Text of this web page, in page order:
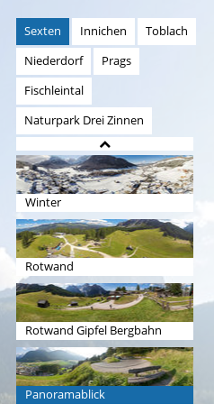
Sexten Innichen
Toblach
Niederdorf
Prags
Fischleintal
Naturpark Drei Zinnen
Winter
Rotwand
Rotwand Gipfel Bergbahn
Panoramablick